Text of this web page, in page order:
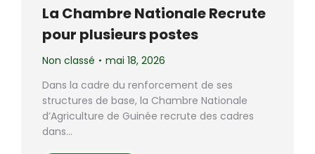
La Chambre Nationale Recrute
pour plusieurs postes
Non classé
mai 18, 2026
Dans la cadre du renforcement de ses
structures de base, la Chambre Nationale
d’Agriculture de Guinée recrute des cadres
dans…